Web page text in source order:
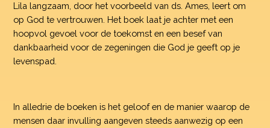
Lila langzaam, door het voorbeeld van ds. Ames, leert om
op God te vertrouwen. Het boek laat je achter met een
hoopvol gevoel voor de toekomst en een besef van
dankbaarheid voor de zegeningen die God je geeft op je
levenspad.
In alledrie de boeken is het geloof en de manier waarop de
mensen daar invulling aangeven steeds aanwezig op een